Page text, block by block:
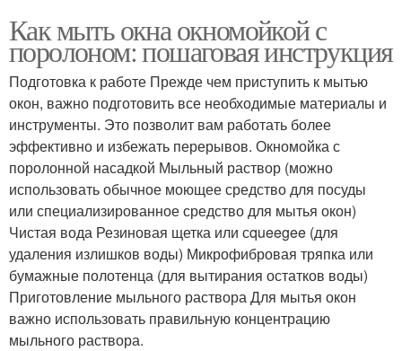
Как мыть окна окномойкой с
поролоном: пошаговая инструкция
Подготовка к работе Прежде чем приступить к мытью
окон, важно подготовить все необходимые материалы и
инструменты. Это позволит вам работать более
эффективно и избежать перерывов. Окномойка с
поролонной насадкой Мыльный раствор (можно
использовать обычное моющее средство для посуды
или специализированное средство для мытья окон)
Чистая вода Резиновая щетка или сqueegee (для
удаления излишков воды) Микрофибровая тряпка или
бумажные полотенца (для вытирания остатков воды)
Приготовление мыльного раствора Для мытья окон
важно использовать правильную концентрацию
мыльного раствора.